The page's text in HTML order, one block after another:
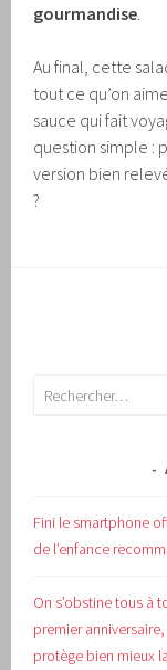
gourmandise.
Au final, cette
tout ce qu’on
sauce qui fait
question simple :
version bien
?
Rechercher :
Fini le smartphone
de l’enfance
On s’obstine tous à
premier
protège bien mieux